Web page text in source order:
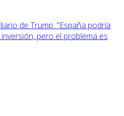
de Trump: "España podría
pero el problema es